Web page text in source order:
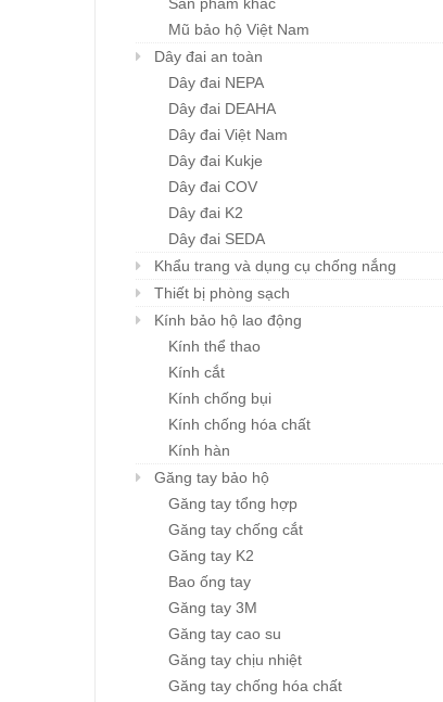
Sản phẩm khác
Mũ bảo hộ Việt Nam
Dây đai an toàn
Dây đai NEPA
Dây đai DEAHA
Dây đai Việt Nam
Dây đai Kukje
Dây đai COV
Dây đai K2
Dây đai SEDA
Khẩu trang và dụng cụ chống nắng
Thiết bị phòng sạch
Kính bảo hộ lao động
Kính thể thao
Kính cắt
Kính chống bụi
Kính chống hóa chất
Kính hàn
Găng tay bảo hộ
Găng tay tổng hợp
Găng tay chống cắt
Găng tay K2
Bao ống tay
Găng tay 3M
Găng tay cao su
Găng tay chịu nhiệt
Găng tay chống hóa chất
Chi tiết
GIẦY HÀN QUỐC
UNIKHAN UK-808
Giá : liên hệ